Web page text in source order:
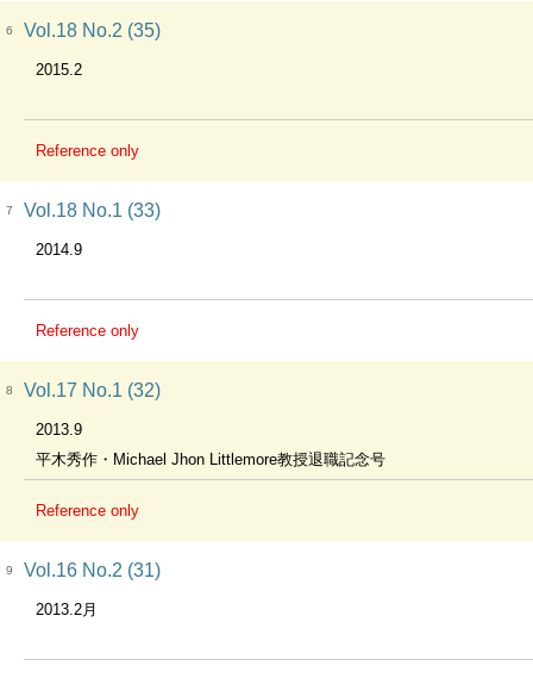
6 Vol.18 No.2 (35)
2015.2
Reference only
7 Vol.18 No.1 (33)
2014.9
Reference only
8 Vol.17 No.1 (32)
2013.9
平木秀作・Michael Jhon Littlemore教授退職記念号
Reference only
9 Vol.16 No.2 (31)
2013.2月